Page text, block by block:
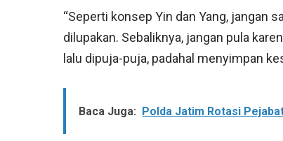
“Seperti konsep Yin dan Yang, jangan
dilupakan. Sebaliknya, jangan pula
lalu dipuja-puja, padahal menyimpan
Baca Juga: Polda Jatim Rotasi